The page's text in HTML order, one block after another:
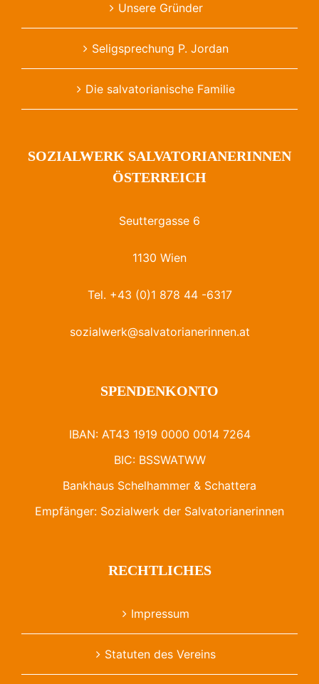
Unsere Gründer
Seligsprechung P. Jordan
Die salvatorianische Familie
SOZIALWERK SALVATORIANERINNEN
ÖSTERREICH
Seuttergasse 6
1130 Wien
Tel. +43 (0)1 878 44 -6317
sozialwerk@salvatorianerinnen.at
SPENDENKONTO
IBAN: AT43 1919 0000 0014 7264
BIC: BSSWATWW
Bankhaus Schelhammer & Schattera
Empfänger: Sozialwerk der Salvatorianerinnen
RECHTLICHES
Impressum
Statuten des Vereins